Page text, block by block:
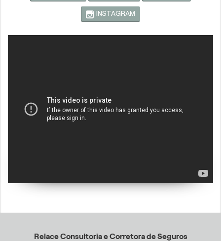
INSTAGRAM
Relace Consultoria e Corretora de Seguros